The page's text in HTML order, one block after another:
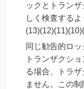
ックとトラン
しく検査する
同じ勧告的ロ
トランザクシ
る場合、トラ
ません。この